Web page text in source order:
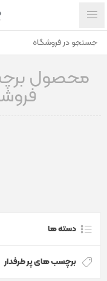
محصول
دسته ها
برچسب های پر طرفدار